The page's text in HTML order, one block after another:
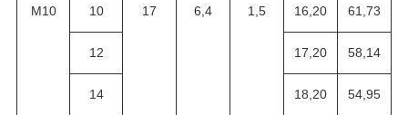
M10 10 17 6,4 1,5 16,20 61,73
12 17,20 58,14
14 18,20 54,95